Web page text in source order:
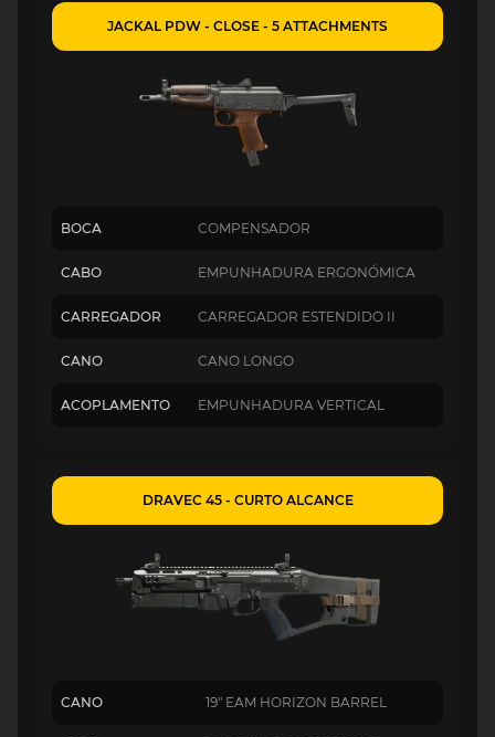
JACKAL PDW - CLOSE - 5 ATTACHMENTS
BOCA COMPENSADOR
CABO EMPUNHADURA ERGONÓMICA
CARREGADOR CARREGADOR ESTENDIDO II
CANO CANO LONGO
ACOPLAMENTO EMPUNHADURA VERTICAL
DRAVEC 45 - CURTO ALCANCE
CANO 19" EAM HORIZON BARREL